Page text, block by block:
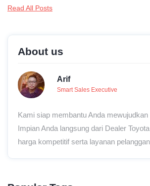
Read All Posts
About us
Arif
Smart Sales Executive
Kami siap membantu Anda mewujudkan
Impian Anda langsung dari Dealer
harga kompetitif serta layanan